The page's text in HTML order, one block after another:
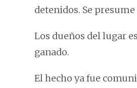
detenidos. Se
Los dueños del lugar
ganado.
El hecho ya fue